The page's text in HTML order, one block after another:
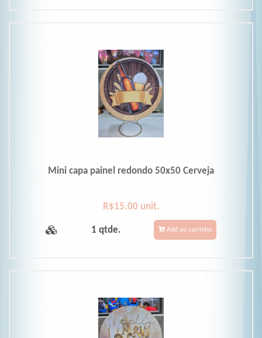
Mini capa painel redondo 50x50 Cerveja
R$15.00 unit.
1 qtde. Add ao carrinho